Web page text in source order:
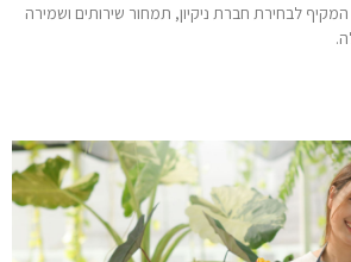
לבחירת חברת ניקיון, תמחור שירותים ושמירה